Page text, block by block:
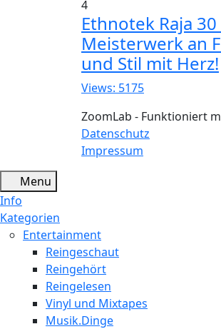
4
Ethnotek Raja
Meisterwerk an
und Stil mit Herz!
Views: 5175
ZoomLab - Funktioniert
Datenschutz
Impressum
Menu
Info
Kategorien
Entertainment
Reingeschaut
Reingehört
Reingelesen
Vinyl und Mixtapes
Musik.Dinge